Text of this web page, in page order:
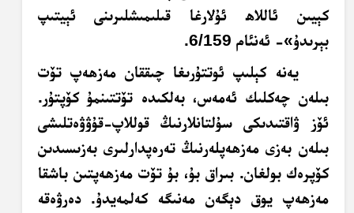
كېيىن ئاللاھ ئۇلارغا قىلىمىشلىرىنى ئېيتىپ
بېرىدۇ»- ئەنئام 6/159.
يەنە كېلىپ ئوتتۇرىغا چىققان مەزھەپ تۆت
بىلەن چەكلىك ئەمەس، بەلكىدە تۆتتىنمۇ كۆپتۇر.
ئۆز ۋاقتىدىكى سۇلتانلارنىڭ قوللاپ-قۇۋۋەتلىشى
بىلەن بەزى مەزھەپلەرنىڭ تەرەپدارلىرى بەزىسىدىن
كۆپرەك بولغان. بىراق بۇ، بۇ تۆت مەزھەپتىن باشقا
مەزھەپ يوق دېگەن مەنىگە كەلمەيدۇ. دەرۋەقە